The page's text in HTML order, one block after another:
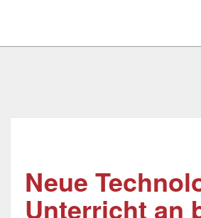
Neue
Unterricht an